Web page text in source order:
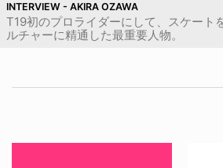
INTERVIEW - AKIRA OZAWA
T19初のプロライダーにして、スケート
ルチャーに精通した最重要人物。